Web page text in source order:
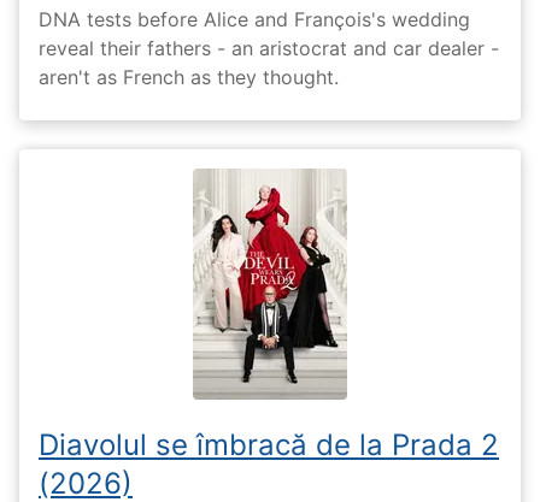
DNA tests before Alice and François's wedding
reveal their fathers - an aristocrat and car dealer -
aren't as French as they thought.
Diavolul se îmbracă de la Prada 2
(2026)